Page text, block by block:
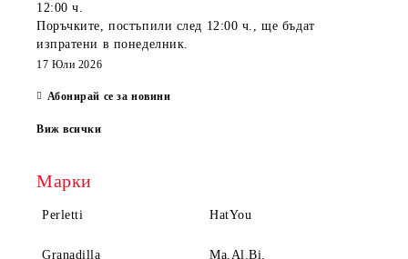
12:00 ч.
Поръчките, постъпили след 12:00 ч. , ще бъдат
изпратени в понеделник.
17 Юли 2026
Абонирай се за новини
Виж всички
Марки
Perletti HatYou
Granadilla Ma.Al.Bi.